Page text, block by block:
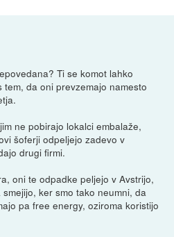
Ti se komot lahko
da oni prevzemajo namesto
ne pobirajo lokalci embalaže,
šoferji odpeljejo zadevo v
drugi firmi.
oni te odpadke peljejo v Avstrijo,
ker smo tako neumni, da
pa free energy, oziroma koristijo